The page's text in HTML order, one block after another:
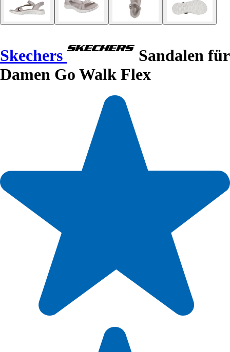
Skechers
Sandalen für
Damen Go Walk Flex